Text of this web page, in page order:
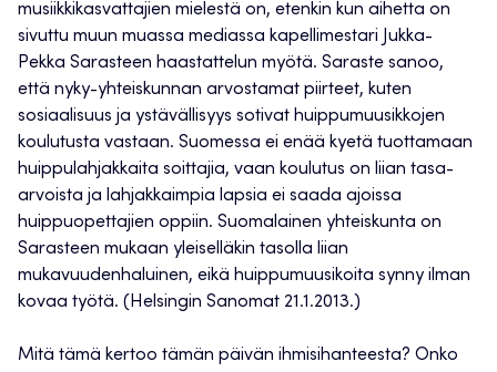
musiikkikasvattajien mielestä on, etenkin kun aihetta on
sivuttu muun muassa mediassa kapellimestari Jukka-
Pekka Sarasteen haastattelun myötä. Saraste sanoo,
että nyky-yhteiskunnan arvostamat piirteet, kuten
sosiaalisuus ja ystävällisyys sotivat huippumuusikkojen
koulutusta vastaan. Suomessa ei enää kyetä tuottamaan
huippulahjakkaita soittajia, vaan koulutus on liian tasa-
arvoista ja lahjakkaimpia lapsia ei saada ajoissa
huippuopettajien oppiin. Suomalainen yhteiskunta on
Sarasteen mukaan yleiselläkin tasolla liian
mukavuudenhaluinen, eikä huippumuusikoita synny ilman
kovaa työtä. (Helsingin Sanomat 21.1.2013.)
Mitä tämä kertoo tämän päivän ihmisihanteesta? Onko